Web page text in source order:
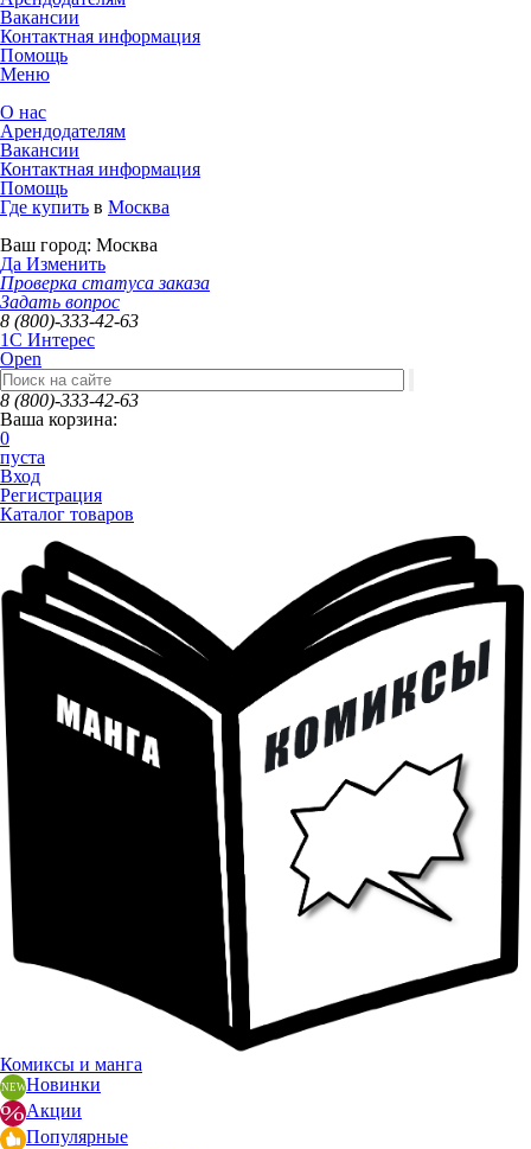
Вакансии
Контактная информация
Помощь
Меню
О нас
Арендодателям
Вакансии
Контактная информация
Помощь
Где купить в Москва
Ваш город: Москва
Да Изменить
Проверка статуса заказа
Задать вопрос
8 (800)-333-42-63
1C Интерес
Open
8 (800)-333-42-63
Ваша корзина:
0
пуста
Вход
Регистрация
Каталог товаров
Комиксы и манга
Новинки
Акции
Популярные